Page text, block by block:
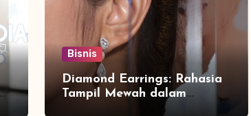
Bisnis
Diamond Earrings: Rahasia
Tampil Mewah dalam
Sekejap yang Jarang